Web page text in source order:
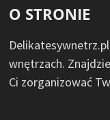
O STRONIE
wnętrzach.
Ci zorganizować